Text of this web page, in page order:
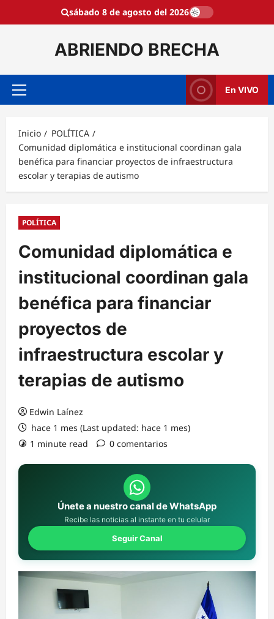
sábado 8 de agosto del 2026
ABRIENDO BRECHA
Menú
En VIVO
Inicio
POLÍTICA
Comunidad diplomática e institucional coordinan gala
benéfica para financiar proyectos de infraestructura
escolar y terapias de autismo
POLÍTICA
Comunidad diplomática e
institucional coordinan gala
benéfica para financiar
proyectos de
infraestructura escolar y
terapias de autismo
Edwin Laínez
hace 1 mes (Last updated: hace 1 mes)
1 minute read
0 comentarios
Únete a nuestro canal de WhatsApp
Recibe las noticias al instante en tu celular
Seguir Canal